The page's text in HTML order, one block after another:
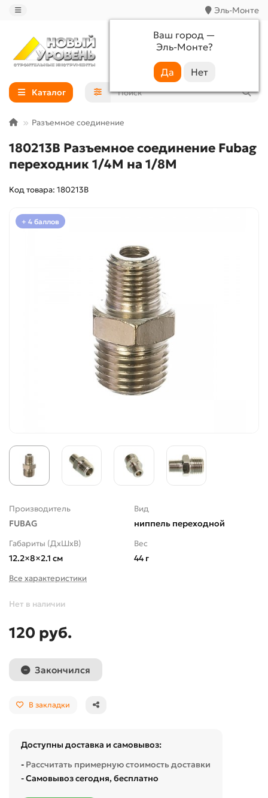
Эль-Монте
Ваш город —
Эль-Монте?
+7 (988) 233-44-52
Каталог
Разъемное соединение
180213B Разъемное соединение Fubag
переходник 1/4M на 1/8M
Код товара: 180213B
+ 4 баллов
Производитель
FUBAG
Вид
ниппель переходной
Габариты (ДхШхВ)
12.2×8×2.1 см
Вес
44 г
Все характеристики
Нет в наличии
120 руб.
Закончился
В закладки
Доступны доставка и самовывоз:
- Рассчитать примерную стоимость доставки
- Самовывоз сегодня, бесплатно